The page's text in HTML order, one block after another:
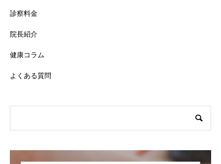
診察料金
院長紹介
健康コラム
よくある質問